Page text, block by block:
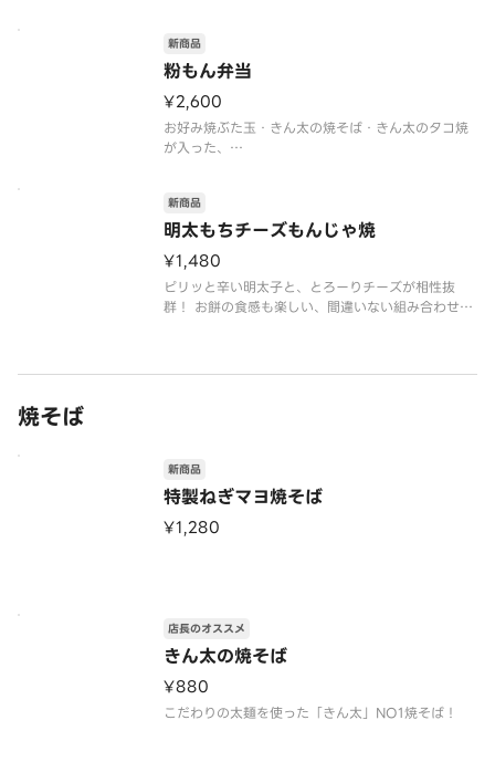
粉もん弁当
新商品
¥2,600
お好み焼ぶた玉・きん太の焼そば・きん太のタコ焼
が入った、
明太もちチーズもんじゃ焼
新商品
¥1,480
ピリッと辛い明太子と、とろーりチーズが相性抜
群！ お餅の食感も楽しい、間違いない組み合わせの
焼そば
特製ねぎマヨ焼そば
新商品
¥1,280
きん太の焼そば
店長のオススメ
¥880
こだわりの太麺を使った「きん太」NO1焼そば！